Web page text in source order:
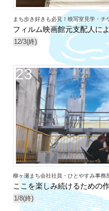
まち歩き好きも必見！映写室見学・チ
フィルム映画館元支配人に
12/3(終)
23
柳ヶ瀬まち会社社員・ひとやすみ事務
ここを楽しみ続けるための
1/8(終)